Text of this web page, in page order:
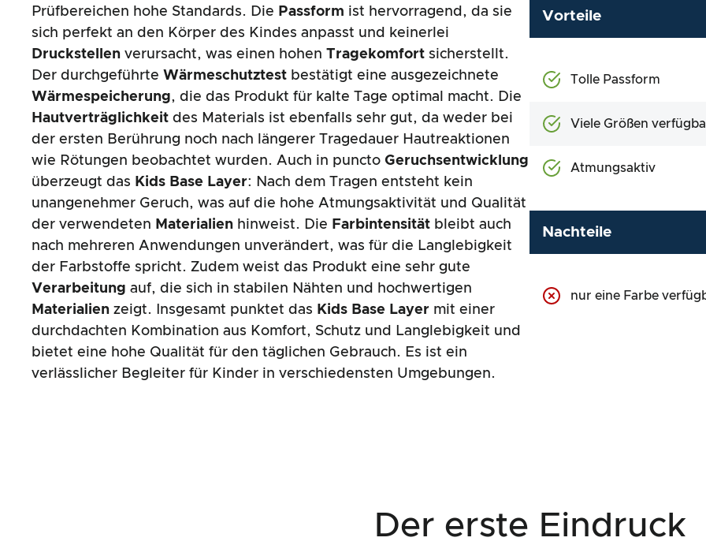
Prüfbereichen hohe Standards. Die Passform ist hervorragend, da sie
sich perfekt an den Körper des Kindes anpasst und keinerlei
Druckstellen verursacht, was einen hohen Tragekomfort sicherstellt.
Der durchgeführte Wärmeschutztest bestätigt eine ausgezeichnete
Wärmespeicherung, die das Produkt für kalte Tage optimal macht. Die
Hautverträglichkeit des Materials ist ebenfalls sehr gut, da weder bei
der ersten Berührung noch nach längerer Tragedauer Hautreaktionen
wie Rötungen beobachtet wurden. Auch in puncto Geruchsentwicklung
überzeugt das Kids Base Layer: Nach dem Tragen entsteht kein
unangenehmer Geruch, was auf die hohe Atmungsaktivität und Qualität
der verwendeten Materialien hinweist. Die Farbintensität bleibt auch
nach mehreren Anwendungen unverändert, was für die Langlebigkeit
der Farbstoffe spricht. Zudem weist das Produkt eine sehr gute
Verarbeitung auf, die sich in stabilen Nähten und hochwertigen
Materialien zeigt. Insgesamt punktet das Kids Base Layer mit einer
durchdachten Kombination aus Komfort, Schutz und Langlebigkeit und
bietet eine hohe Qualität für den täglichen Gebrauch. Es ist ein
verlässlicher Begleiter für Kinder in verschiedensten Umgebungen.
Vorteile
Tolle Passform
Viele Größen
Atmungsaktiv
Nachteile
nur eine Farbe
Der erste Eindruck